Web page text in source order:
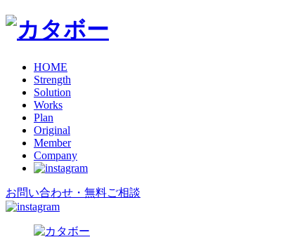
HOME
Strength
Solution
Works
Plan
Original
Member
Company
お問い合わせ ・ 無料ご相談